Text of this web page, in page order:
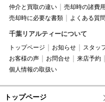
仲介と買取の違い
売却時の諸費用
売却時に必要な書類
よくある質問
千葉リアルティーについて
トップページ お知らせ スタッ
お客様の声
お問合せ 来店予約
個人情報の取扱い
トップページ